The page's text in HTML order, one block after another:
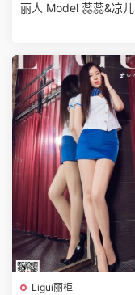
丽人 Model 蕊蕊&凉儿
Ligui丽柜